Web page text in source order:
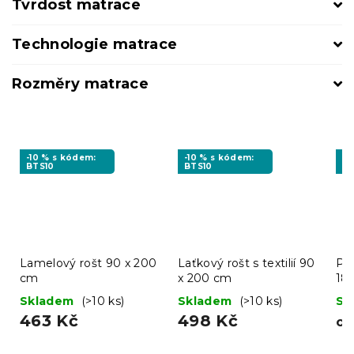
Tvrdost matrace
Technologie matrace
Rozměry matrace
-10 % s kódem:
BTS10
Lamelový rošt 90 x 200
cm
Skladem
(>10 ks)
463 Kč
-10 % s kódem:
BTS10
Laťkový rošt s textilií 90
x 200 cm
Skladem
(>10 ks)
498 Kč od